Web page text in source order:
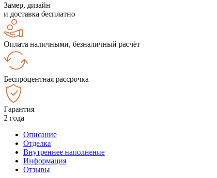
Замер, дизайн
и доставка бесплатно
Оплата наличными, безналичный расчёт
Беспроцентная рассрочка
Гарантия
2 года
Описание
Отделка
Внутреннее наполнение
Информация
Отзывы